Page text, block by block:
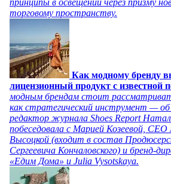
принципы в освещении через призму
торговому пространству.
Как модному бренду
лицензионный продукт с известной
модным брендам стоит
как стратегический инструмент —
редактор журнала Shoes Report
побеседовала с Марией Козеевой,
Высоцкой (входит в состав
Сергеевича Кончаловского) и бренд-
«Едим Дома» и Julia Vysotskaya.